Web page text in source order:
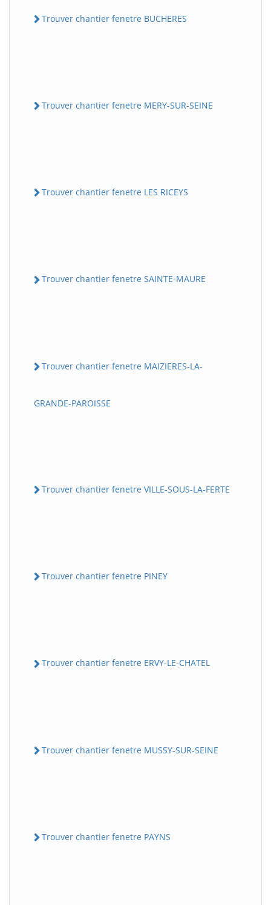
Trouver chantier fenetre BUCHERES
Trouver chantier fenetre MERY-SUR-SEINE
Trouver chantier fenetre LES RICEYS
Trouver chantier fenetre SAINTE-MAURE
Trouver chantier fenetre MAIZIERES-LA-
GRANDE-PAROISSE
Trouver chantier fenetre VILLE-SOUS-LA-FERTE
Trouver chantier fenetre PINEY
Trouver chantier fenetre ERVY-LE-CHATEL
Trouver chantier fenetre MUSSY-SUR-SEINE
Trouver chantier fenetre PAYNS